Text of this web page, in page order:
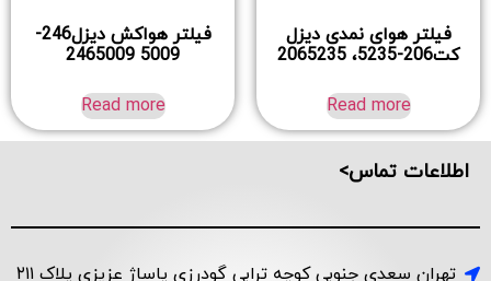
فیلتر هوای نمدی دیزل
کت206-5235، 2065235
Read more
فیلتر هواکش دیزل246-
5009 2465009
Read more
اطلاعات تماس>
تهران سعدی جنوبی کوچه ترابی گودرزی پاساژ عزیزی پلاک ۲۱۱